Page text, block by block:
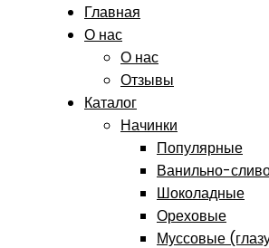
Главная
О нас
О нас
Отзывы
Каталог
Начинки
Популярные
Ванильно-
Шоколадные
Ореховые
Муссовые